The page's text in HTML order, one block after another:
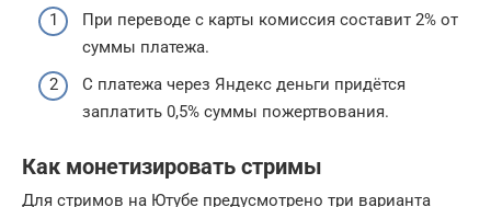
При переводе с карты комиссия составит 2% от
суммы платежа.
С платежа через Яндекс деньги придётся
заплатить 0,5% суммы пожертвования.
Как монетизировать стримы
Для стримов на Ютубе предусмотрено три варианта